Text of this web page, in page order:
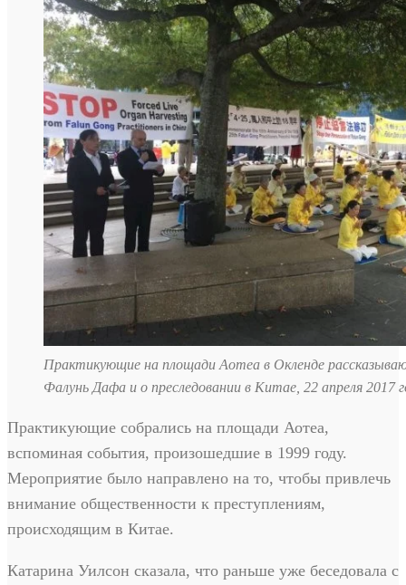
Практикующие на площади Аотеа в Окленде
Фалунь Дафа и о преследовании в Китае, 22 апреля 2017
Практикующие собрались на площади Аотеа,
вспоминая события, произошедшие в 1999 году.
Мероприятие было направлено на то, чтобы привлечь
внимание общественности к преступлениям,
происходящим в Китае.
Катарина Уилсон сказала, что раньше уже беседовала с